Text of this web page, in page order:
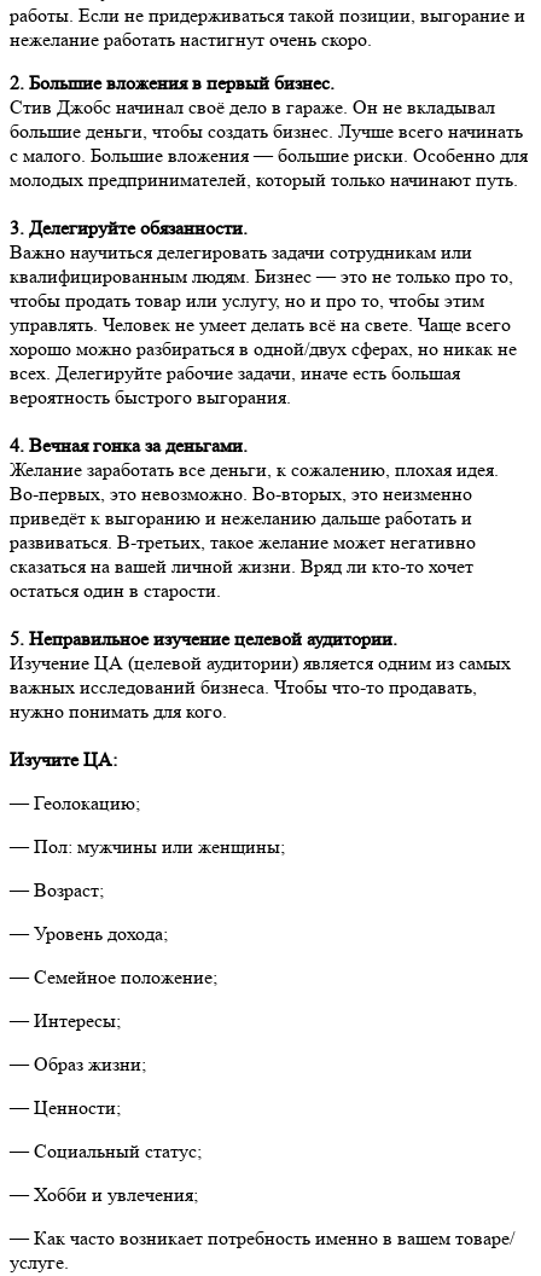
работы. Если не придерживаться такой позиции, выгорание и
нежелание работать настигнут очень скоро.
2. Большие вложения в первый бизнес.
Стив Джобс начинал своё дело в гараже. Он не вкладывал
большие деньги, чтобы создать бизнес. Лучше всего начинать
с малого. Большие вложения — большие риски. Особенно для
молодых предпринимателей, который только начинают путь.
3. Делегируйте обязанности.
Важно научиться делегировать задачи сотрудникам или
квалифицированным людям. Бизнес — это не только про то,
чтобы продать товар или услугу, но и про то, чтобы этим
управлять. Человек не умеет делать всё на свете. Чаще всего
хорошо можно разбираться в одной/двух сферах, но никак не
всех. Делегируйте рабочие задачи, иначе есть большая
вероятность быстрого выгорания.
4. Вечная гонка за деньгами.
Желание заработать все деньги, к сожалению, плохая идея.
Во-первых, это невозможно. Во-вторых, это неизменно
приведёт к выгоранию и нежеланию дальше работать и
развиваться. В-третьих, такое желание может негативно
сказаться на вашей личной жизни. Вряд ли кто-то хочет
остаться один в старости.
5. Неправильное изучение целевой аудитории.
Изучение ЦА (целевой аудитории) является одним из самых
важных исследований бизнеса. Чтобы что-то продавать,
нужно понимать для кого.
Изучите ЦА:
— Геолокацию;
— Пол: мужчины или женщины;
— Возраст;
— Уровень дохода;
— Семейное положение;
— Интересы;
— Образ жизни;
— Ценности;
— Социальный статус;
— Хобби и увлечения;
— Как часто возникает потребность именно в вашем товаре/
услуге.